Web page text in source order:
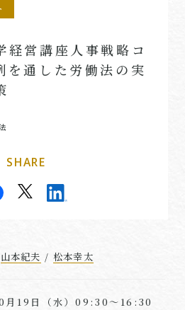
経営講座人事戦略コ
通した労働法の実
SHARE
山本紀夫 / 松本幸太
月19日（水）09:30～16:30